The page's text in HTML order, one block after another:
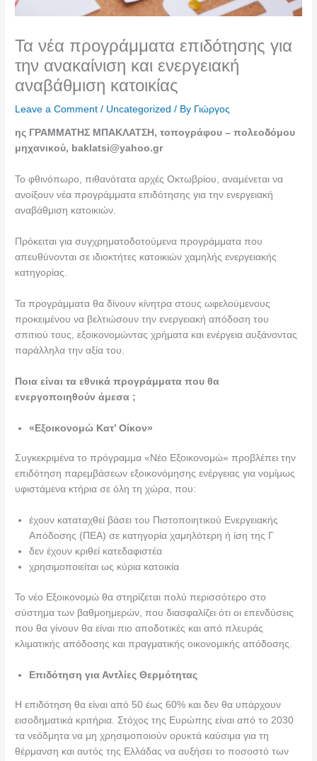
Τα νέα προγράμματα επιδότησης για
την ανακαίνιση και ενεργειακή
αναβάθμιση κατοικίας
Leave a Comment / Uncategorized / By Γιώργος
ης ΓΡΑΜΜΑΤΗΣ ΜΠΑΚΛΑΤΣΗ, τοπογράφου – πολεοδόμου
μηχανικού, baklatsi@yahoo.gr
Το φθινόπωρο, πιθανότατα αρχές Οκτωβρίου, αναμένεται να
ανοίξουν νέα προγράμματα επιδότησης για την ενεργειακή
αναβάθμιση κατοικιών.
Πρόκειται για συγχρηματοδοτούμενα προγράμματα που
απευθύνονται σε ιδιοκτήτες κατοικιών χαμηλής ενεργειακής
κατηγορίας.
Τα προγράμματα θα δίνουν κίνητρα στους ωφελούμενους
προκειμένου να βελτιώσουν την ενεργειακή απόδοση του
σπιτιού τους, εξοικονομώντας χρήματα και ενέργεια αυξάνοντας
παράλληλα την αξία του.
Ποια είναι τα εθνικά προγράμματα που θα
ενεργοποιηθούν άμεσα ;
«Εξοικονομώ Kατ’ Οίκον»
Συγκεκριμένα το πρόγραμμα «Νέο Εξοικονομώ» προβλέπει την
επιδότηση παρεμβάσεων εξοικονόμησης ενέργειας για νομίμως
υφιστάμενα κτήρια σε όλη τη χώρα, που:
έχουν καταταχθεί βάσει του Πιστοποιητικού Ενεργειακής
Απόδοσης (ΠΕΑ) σε κατηγορία χαμηλότερη ή ίση της Γ
δεν έχουν κριθεί κατεδαφιστέα
χρησιμοποιείται ως κύρια κατοικία
Το νέο Εξοικονομώ θα στηρίζεται πολύ περισσότερο στο
σύστημα των βαθμοημερών, που διασφαλίζει ότι οι επενδύσεις
που θα γίνουν θα είναι πιο αποδοτικές και από πλευράς
κλιματικής απόδοσης και πραγματικής οικονομικής απόδοσης.
Επιδότηση για Αντλίες Θερμότητας
Η επιδότηση θα είναι από 50 έως 60% και δεν θα υπάρχουν
εισοδηματικά κριτήρια. Στόχος της Ευρώπης είναι από το 2030
τα νεόδμητα να μη χρησιμοποιούν ορυκτά καύσιμα για τη
θέρμανση και αυτός της Ελλάδας να αυξήσει το ποσοστό των